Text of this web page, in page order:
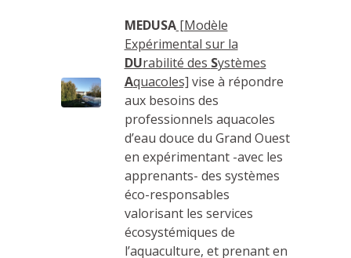
MEDUSA[Modèle
Expérimental sur la
DUrabilité des Systèmes
Aquacoles] vise à répondre
aux besoins des
professionnels aquacoles
d’eau douce du Grand Ouest
en expérimentant -avec les
apprenants- des systèmes
éco-responsables
valorisant les services
écosystémiques de
l’aquaculture, et prenant en